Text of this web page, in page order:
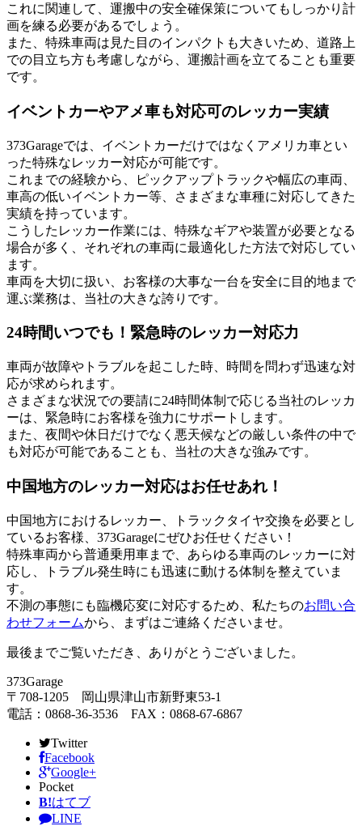
これに関連して、運搬中の安全確保策についてもしっかり計
画を練る必要があるでしょう。
また、特殊車両は見た目のインパクトも大きいため、道路上
での目立ち方も考慮しながら、運搬計画を立てることも重要
です。
イベントカーやアメ車も対応可のレッカー実績
373Garageでは、イベントカーだけではなくアメリカ車とい
った特殊なレッカー対応が可能です。
これまでの経験から、ピックアップトラックや幅広の車両、
車高の低いイベントカー等、さまざまな車種に対応してきた
実績を持っています。
こうしたレッカー作業には、特殊なギアや装置が必要となる
場合が多く、それぞれの車両に最適化した方法で対応してい
ます。
車両を大切に扱い、お客様の大事な一台を安全に目的地まで
運ぶ業務は、当社の大きな誇りです。
24時間いつでも！緊急時のレッカー対応力
車両が故障やトラブルを起こした時、時間を問わず迅速な対
応が求められます。
さまざまな状況での要請に24時間体制で応じる当社のレッカ
ーは、緊急時にお客様を強力にサポートします。
また、夜間や休日だけでなく悪天候などの厳しい条件の中で
も対応が可能であることも、当社の大きな強みです。
中国地方のレッカー対応はお任せあれ！
中国地方におけるレッカー、トラックタイヤ交換を必要とし
ているお客様、373Garageにぜひお任せください！
特殊車両から普通乗用車まで、あらゆる車両のレッカーに対
応し、トラブル発生時にも迅速に動ける体制を整えていま
す。
不測の事態にも臨機応変に対応するため、私たちのお問い合
わせフォームから、まずはご連絡くださいませ。
最後までご覧いただき、ありがとうございました。
373Garage
〒708-1205 岡山県津山市新野東53-1
電話：0868-36-3536 FAX：0868-67-6867
Twitter
Facebook
Google+
Pocket
B!はてブ
LINE